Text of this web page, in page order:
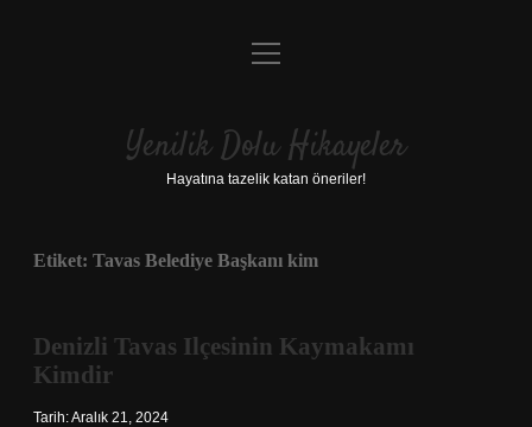
Anasayfa
Yasal Uyarı
menüyü
Yenilik Dolu Hikayeler
Hayatına tazelik katan öneriler!
Etiket: Tavas Belediye Başkanı kim
Denizli Tavas Ilçesinin Kaymakamı
Kimdir
Tarih: Aralık 21, 2024